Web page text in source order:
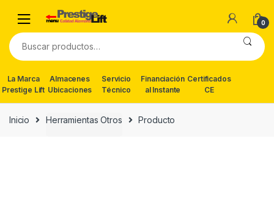
navigation
content
0
Buscar
por:
La Marca
Prestige Lift
Almacenes
Ubicaciones
Servicio
Técnico
Financiación
al Instante
Certificados
CE
Inicio Herramientas Otros Producto